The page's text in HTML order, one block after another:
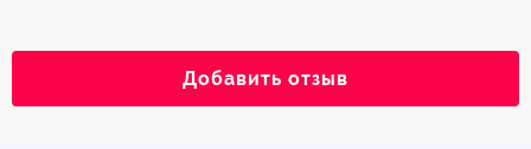
Добавить отзыв